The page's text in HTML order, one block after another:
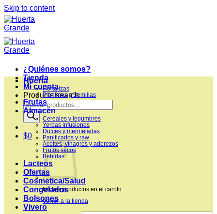
Skip to content
¿Quiénes somos?
Tienda
Mi cuenta
Products search
$0
No hay productos en el carrito.
Volver a la tienda
Huerta
Hortalizas
Plantines y Semillas
Frutas
Almacén
Cereales y legumbres
Yerbas infusiones
Dulces y mermeladas
Panificados y raw
Aceites, vinagres y aderezos
Frutos secos
Bebidas
Lacteos
Ofertas
Cosmetica/Salud
Congelados
Bolsones
Vivero